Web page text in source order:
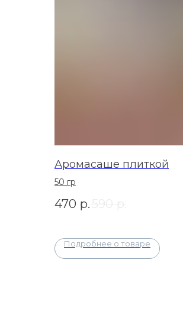
Аромасаше плиткой
50 гр
470 р.
Подробнее о товаре